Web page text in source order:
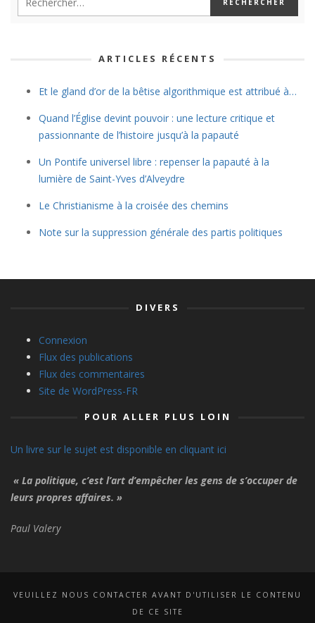
ARTICLES RÉCENTS
Et le gland d’or de la bêtise algorithmique est attribué à…
Quand l’Église devint pouvoir : une lecture critique et
passionnante de l’histoire jusqu’à la papauté
Un Pontife universel libre : repenser la papauté à la
lumière de Saint-Yves d’Alveydre
Le Christianisme à la croisée des chemins
Note sur la suppression générale des partis politiques
DIVERS
Connexion
Flux des publications
Flux des commentaires
Site de WordPress-FR
POUR ALLER PLUS LOIN
Un livre sur le sujet est disponible en cliquant ici
« La politique, c’est l’art d’empêcher les gens de s’occuper de
leurs propres affaires. »
Paul Valery
VEUILLEZ NOUS CONTACTER AVANT D'UTILISER LE CONTENU
DE CE SITE